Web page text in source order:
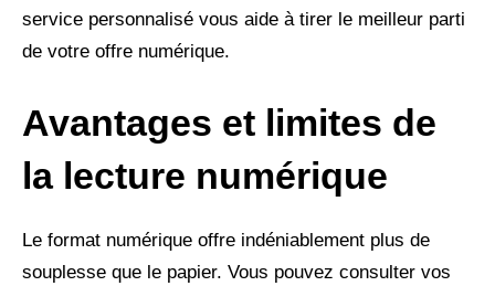
service personnalisé vous aide à tirer le meilleur parti
de votre offre numérique.
Avantages et limites de
la lecture numérique
Le format numérique offre indéniablement plus de
souplesse que le papier. Vous pouvez consulter vos